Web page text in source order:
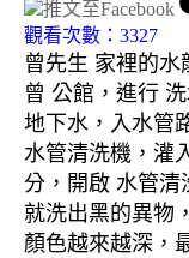
觀看次數：3327
曾先生 家裡的
曾 公館，進行
地下水，入水管
水管清洗機，灌
分，開啟 水管清
就洗出黑的異物
顏色越來越深，